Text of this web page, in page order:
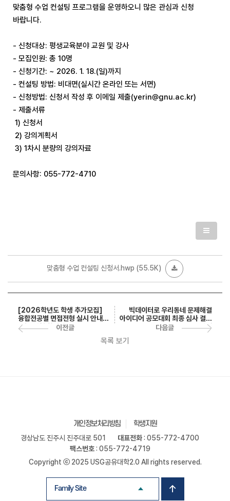
맞춤형 수업 컨설팅 프로그램을 운영하오니 많은 관심과 신청
바랍니다.
- 신청대상: 평생교육분야 교원 및 강사
- 모집인원: 총 10명
- 신청기간: ~ 2026. 1. 18.(일)까지
- 컨설팅 방법: 비대면(실시간 온라인 또는 서면)
- 신청방법: 신청서 작성 후 이메일 제출(yerin@gnu.ac.kr)
- 제출서류
1) 신청서
2) 강의계획서
3) 1차시 분량의 강의자료
문의사항: 055-772-4710
맞춤형 수업 컨설팅 신청서.hwp (55.5K)
[2026학년도 학생 추가모집]
융합전공별 면접전형 실시 안내
(서류전형 합격자 필독)
이전글
목록 보기
빅데이터로 우리동네 문제해결
아이디어 공모대회 최종 심사 결과
안내
다음글
개인정보처리방침 학생지원
경상남도 진주시 진주대로 501 대표전화: 055-772-4700
팩스번호: 055-772-4719
Copyright ⓒ 2025 USG공유대학2.0 All rights reserved.
Family Site